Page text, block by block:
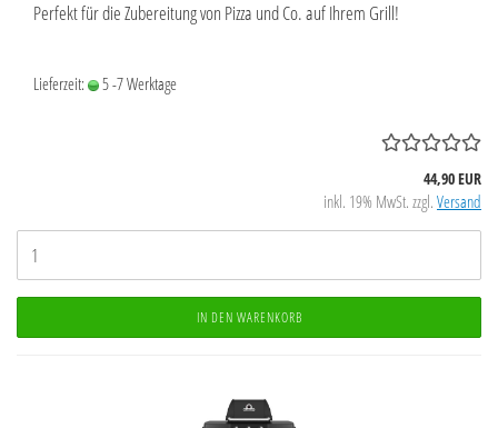
Perfekt für die Zubereitung von Pizza und Co. auf Ihrem Grill!
Lieferzeit: 5 -7 Werktage
44,90 EUR
inkl. 19% MwSt. zzgl. Versand
IN DEN WARENKORB